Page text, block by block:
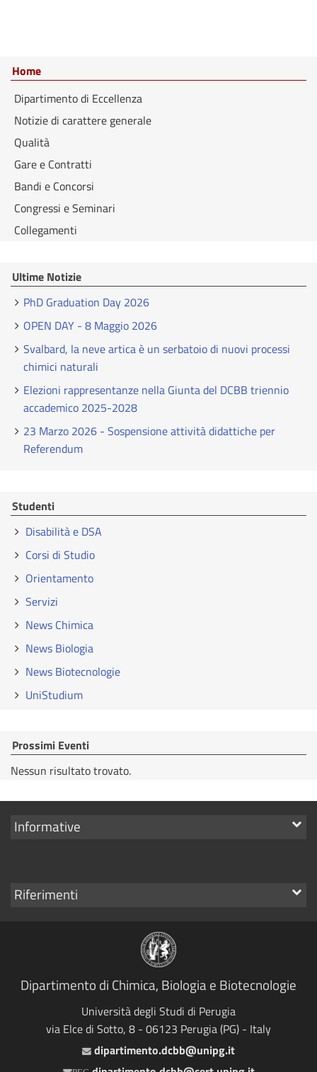
Home
Dipartimento di Eccellenza
Notizie di carattere generale
Qualità
Gare e Contratti
Bandi e Concorsi
Congressi e Seminari
Collegamenti
Ultime Notizie
PhD Graduation Day 2026
OPEN DAY - 8 Maggio 2026
Svalbard, la neve artica è un serbatoio di nuovi processi
chimici naturali
Elezioni rappresentanze nella Giunta del DCBB triennio
accademico 2025-2028
23 Marzo 2026 - Sospensione attività didattiche per
Referendum
Studenti
Disabilità e DSA
Corsi di Studio
Orientamento
Servizi
News Chimica
News Biologia
News Biotecnologie
UniStudium
Prossimi Eventi
Nessun risultato trovato.
Mostra
Informative
Mostra
Riferimenti
Dipartimento di Chimica, Biologia e Biotecnologie
Università degli Studi di Perugia
via Elce di Sotto, 8 - 06123 Perugia (PG) - Italy
Email
dipartimento.dcbb@unipg.it